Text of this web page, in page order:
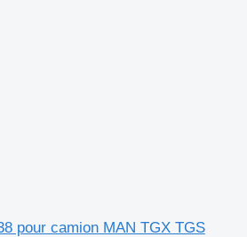
pour camion MAN TGX TGS